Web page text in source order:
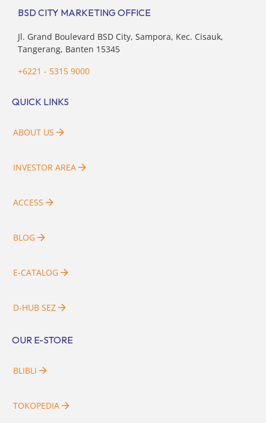
BSD CITY MARKETING OFFICE
Jl. Grand Boulevard BSD City, Sampora, Kec. Cisauk,
Tangerang, Banten 15345
+6221 - 5315 9000
QUICK LINKS
ABOUT US
INVESTOR AREA
ACCESS
BLOG
E-CATALOG
D-HUB SEZ
OUR E-STORE
BLIBLI
TOKOPEDIA